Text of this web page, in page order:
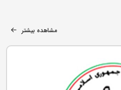
مشاهده بیشتر